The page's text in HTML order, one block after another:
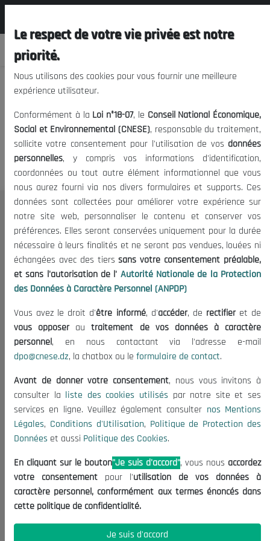
Nous vous prions de nous
excuser, mais l'accès à ce
contenu est restreint.
Le CNESE
A Propos
Le président
Organisation
Publications
Informations utiles
Appels d'offres et Consultations
Mentions Légales
Conditions d'Utilisation
Politique de Protection des Données
Politique des Cookies
Nous Contacter
(+213) 021 98 01 00|01|02
contact@cnese.dz
Suggestions ou Initiatives ?
Newsletter
dernières nouvelles.
Le respect de votre vie privée est notre
priorité.
Nous utilisons des cookies pour vous fournir une meilleure
expérience utilisateur.
Conformément à la Loi n°18-07, le Conseil National Économique,
Social et Environnemental (CNESE), responsable du traitement,
sollicite votre consentement pour l'utilisation de vos données
personnelles, y compris vos informations d'identification,
coordonnées ou tout autre élément informationnel que vous
nous aurez fourni via nos divers formulaires et supports. Ces
données sont collectées pour améliorer votre expérience sur
notre site web, personnaliser le contenu et conserver vos
préférences. Elles seront conservées uniquement pour la durée
nécessaire à leurs finalités et ne seront pas vendues, louées ni
échangées avec des tierssans votre consentement préalable,
et sans l'autorisation de l' Autorité Nationale de la Protection
des Données à Caractère Personnel (ANPDP)
Vous avez le droit d'être informé, d'accéder, de rectifieret de
vous opposerautraitement de vos données à caractère
personnel, en nous contactant via l'adresse e-mail
dpo@cnese.dz, la chatbox ou le formulaire de contact.
Avant de donner votre consentement, nous vous invitons à
consulter la liste des cookies utilisés par notre site et ses
services en ligne. Veuillez également consulter nos Mentions
Légales, Conditions d'Utilisation, Politique de Protection des
Données et aussi Politique des Cookies.
En cliquant sur le bouton"Je suis d'accord", vous nous accordez
votre consentement pour l'utilisation de vos données à
caractère personnel, conformément aux termes énoncés dans
cette politique de confidentialité.
Je suis d'accord